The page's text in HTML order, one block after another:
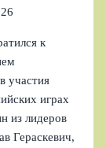
к
участия
играх
из лидеров
Гераскевич,